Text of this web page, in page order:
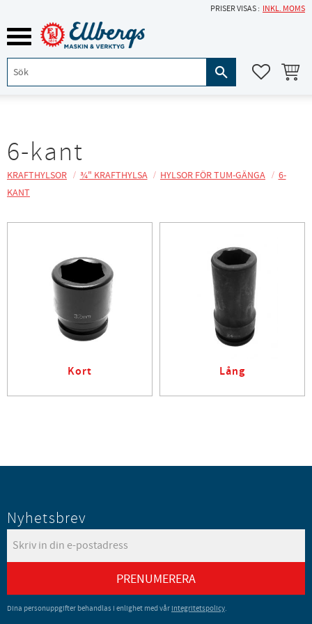
Meny
PRISER VISAS INKL. MOMS
6-kant
KRAFTHYLSOR ¾" KRAFTHYLSA HYLSOR FÖR TUM-GÄNGA
6-
KANT
Kort Lång
Nyhetsbrev
PRENUMERERA
Dina personuppgifter behandlas i enlighet med vår integritetspolicy.